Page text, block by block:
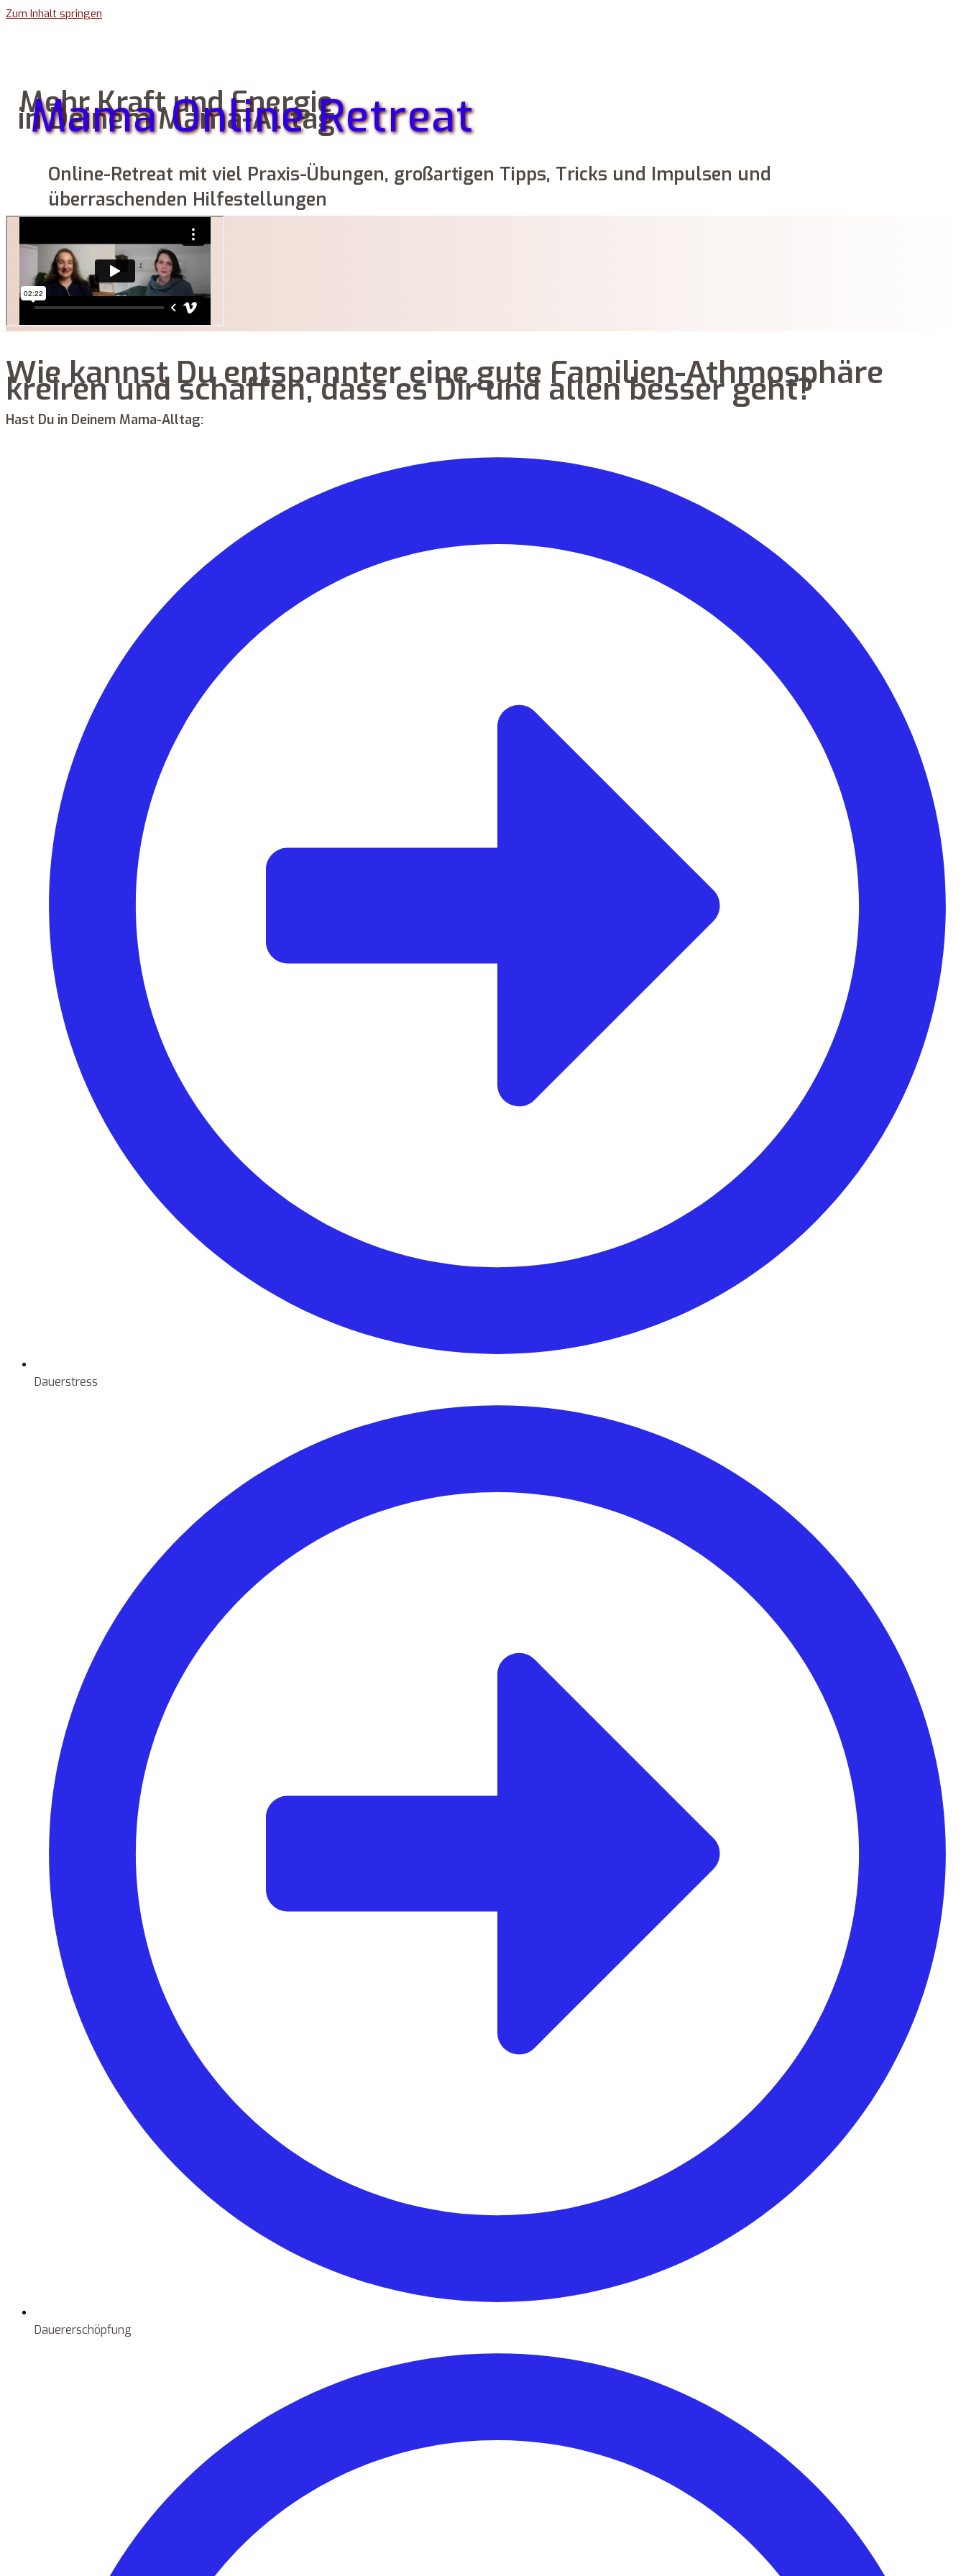
Zum Inhalt springen
Mehr Kraft und Energie
in Deinem Mama-Alltag
Mama Online Retreat
Online-Retreat mit viel Praxis-Übungen, großartigen Tipps, Tricks und Impulsen und
überraschenden Hilfestellungen
Wie kannst Du entspannter eine gute Familien-Athmosphäre
kreiren und schaffen, dass es Dir und allen besser geht?
Hast Du in Deinem Mama-Alltag:
Dauerstress
Dauererschöpfung